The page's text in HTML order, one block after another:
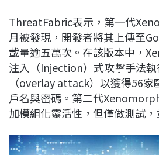
ThreatFabric表示，第一代
月被發現，開發者將其上傳至
載量逾五萬次。在該版本中，
注入（Injection）式攻擊手法
（overlay attack）以獲得56家
戶名與密碼。第二代
加模組化靈活性，但僅做測試，